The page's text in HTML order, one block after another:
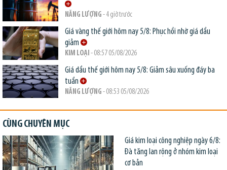
NĂNG LƯỢNG - 4 giờ trước
Giá vàng thế giới hôm nay 5/8: Phục hồi nhờ giá dầu
giảm
KIM LOẠI - 08:57 05/08/2026
Giá dầu thế giới hôm nay 5/8: Giảm sâu xuống đáy ba
tuần
NĂNG LƯỢNG - 08:53 05/08/2026
CÙNG CHUYÊN MỤC
Giá kim loại công nghiệp ngày 6/8:
Đà tăng lan rộng ở nhóm kim loại
cơ bản